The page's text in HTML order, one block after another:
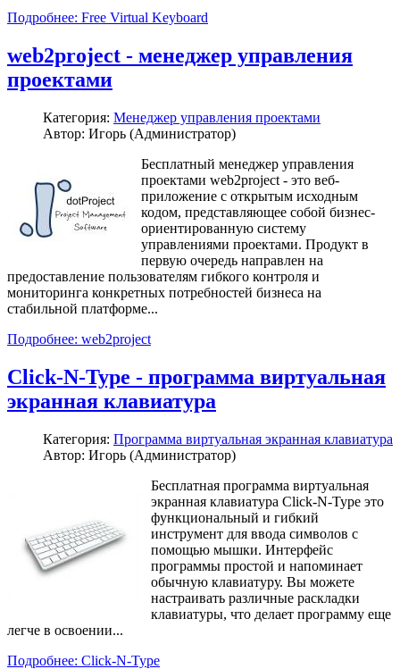
Подробнее: Free Virtual Keyboard
web2project - менеджер управления
проектами
Категория: Менеджер управления проектами
Автор: Игорь (Администратор)
Бесплатный менеджер управления
проектами web2project - это веб-
приложение с открытым исходным
кодом, представляющее собой бизнес-
ориентированную систему
управлениями проектами. Продукт в
первую очередь направлен на
предоставление пользователям гибкого контроля и
мониторинга конкретных потребностей бизнеса на
стабильной платформе...
Подробнее: web2project
Click-N-Type - программа виртуальная
экранная клавиатура
Категория: Программа виртуальная экранная клавиатура
Автор: Игорь (Администратор)
Бесплатная программа виртуальная
экранная клавиатура Click-N-Type это
функциональный и гибкий
инструмент для ввода символов с
помощью мышки. Интерфейс
программы простой и напоминает
обычную клавиатуру. Вы можете
настраивать различные раскладки
клавиатуры, что делает программу еще
легче в освоении...
Подробнее: Click-N-Type